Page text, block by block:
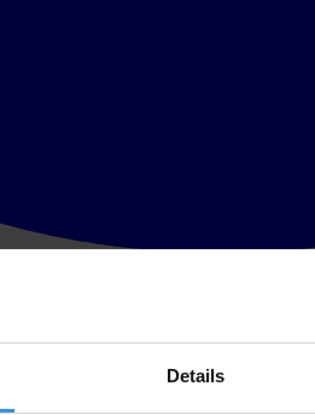
Details
dan a los ciudadanos respecto de